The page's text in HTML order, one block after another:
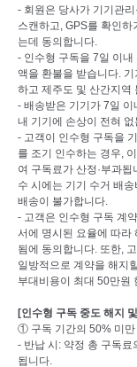
- 회원은 당사가 기기관
스캔하고, GPS를 확인
는데 동의합니다.
- 인수형 구독을 7일 이
액을 환불을 받습니다.
하고 제주도 및 산간지역
- 배송받은 기기가 7일 이
내 기기에 손상이 전혀
- 고객이 인수형 구독을
를 조기 인수하는 경우,
여 구독료가 산정·부과
수 시에는 기기 수거 배
배송이 불가합니다.
- 고객은 인수형 구독 계
서에 명시된 요율에 따라
됨에 동의합니다. 또한,
일방적으로 계약을 해지
부대비용이 최대 50만원
[인수형 구독 중도 해지
① 구독 기간의 50% 미만
- 반납 시: 약정 총 구독료
됩니다.